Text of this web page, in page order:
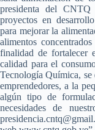
presidenta del
proyectos en
para mejorar la
alimentos
finalidad de fortalecer
calidad para el
Tecnología Química, se
emprendedores, a la
algún tipo de
necesidades de